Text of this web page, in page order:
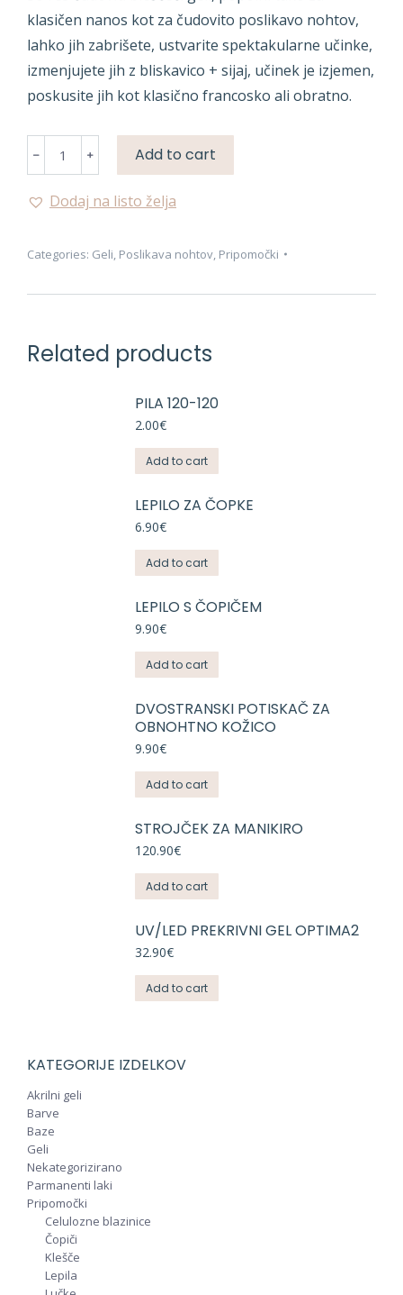
klasičen nanos kot za čudovito poslikavo nohtov,
lahko jih zabrišete, ustvarite spektakularne učinke,
izmenjujete jih z bliskavico + sijaj, učinek je izjemen,
poskusite jih kot klasično francosko ali obratno.
GLITTER
GEL
-
UV/LED
quantity
Add to cart
Dodaj na listo želja
Categories: Geli, Poslikava nohtov, Pripomočki
Related products
PILA 120-120
2.00€
Add to cart
LEPILO ZA ČOPKE
6.90€
Add to cart
LEPILO S ČOPIČEM
9.90€
Add to cart
DVOSTRANSKI POTISKAČ ZA
OBNOHTNO KOŽICO
9.90€
Add to cart
STROJČEK ZA MANIKIRO
120.90€
Add to cart
UV/LED PREKRIVNI GEL OPTIMA2
32.90€
Add to cart
KATEGORIJE IZDELKOV
Akrilni geli
Barve
Baze
Geli
Nekategorizirano
Parmanenti laki
Pripomočki
Celulozne blazinice
Čopiči
Klešče
Lepila